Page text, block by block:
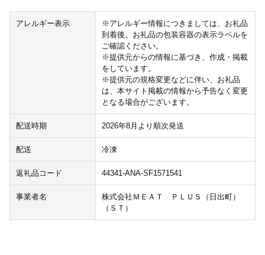
アレルギー表示
※アレルギー情報につきましては、お礼品
到着後、お礼品の包装容器の表示ラベルを
ご確認ください。
※提供元からの情報に基づき、作成・掲載
をしています。
※提供元の規格変更などに伴い、お礼品
は、本サイト掲載の情報から予告なく変更
となる場合がございます。
配送時期 2026年8月より順次発送
配送 冷凍
返礼品コード 44341-ANA-SF1571541
事業者名
株式会社ＭＥＡＴ ＰＬＵＳ（日出町）
（ＳＴ）